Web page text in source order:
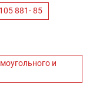
881- 85
и